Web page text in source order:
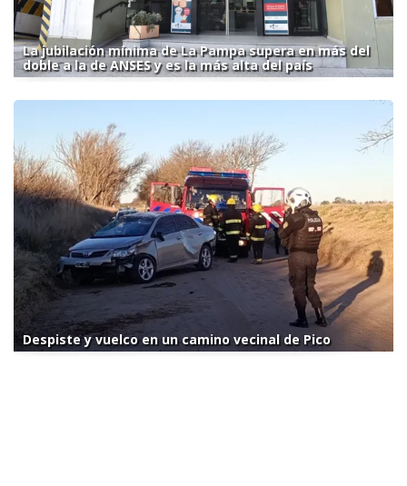
La jubilación mínima de La Pampa supera en más del
doble a la de ANSES y es la más alta del país
Despiste y vuelco en un camino vecinal de Pico